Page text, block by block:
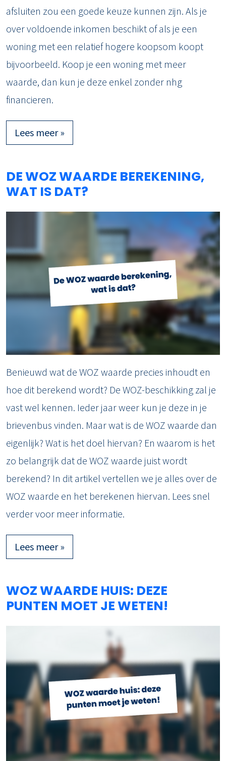
afsluiten zou een goede keuze kunnen zijn. Als je
over voldoende inkomen beschikt of als je een
woning met een relatief hogere koopsom koopt
bijvoorbeeld. Koop je een woning met meer
waarde, dan kun je deze enkel zonder nhg
financieren.
Lees meer »
DE WOZ WAARDE BEREKENING,
WAT IS DAT?
Benieuwd wat de WOZ waarde precies inhoudt en
hoe dit berekend wordt? De WOZ-beschikking zal je
vast wel kennen. Ieder jaar weer kun je deze in je
brievenbus vinden. Maar wat is de WOZ waarde dan
eigenlijk? Wat is het doel hiervan? En waarom is het
zo belangrijk dat de WOZ waarde juist wordt
berekend? In dit artikel vertellen we je alles over de
WOZ waarde en het berekenen hiervan. Lees snel
verder voor meer informatie.
Lees meer »
WOZ WAARDE HUIS: DEZE
PUNTEN MOET JE WETEN!